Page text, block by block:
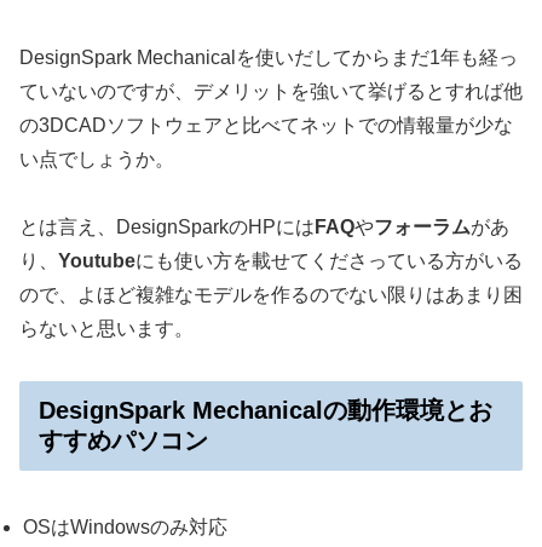
DesignSpark Mechanicalを使いだしてからまだ1年も経っ
ていないのですが、デメリットを強いて挙げるとすれば他
の3DCADソフトウェアと比べてネットでの情報量が少な
い点でしょうか。
とは言え、DesignSparkのHPには FAQやフォーラムがあ
り、 Youtubeにも使い方を載せてくださっている方がいる
ので、よほど複雑なモデルを作るのでない限りはあまり困
らないと思います。
DesignSpark Mechanicalの動作環境とお
すすめパソコン
OSはWindowsのみ対応